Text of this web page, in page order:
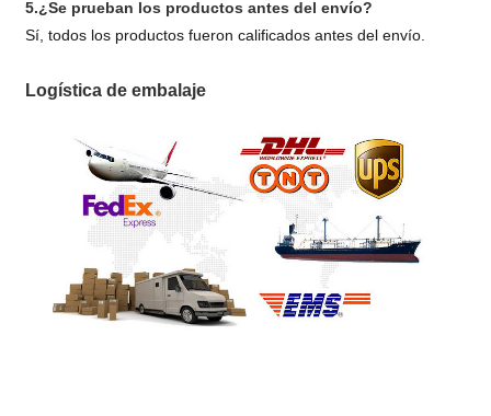
5.¿Se prueban los productos antes del envío?
Sí, todos los productos fueron calificados antes del envío.
Logística de embalaje